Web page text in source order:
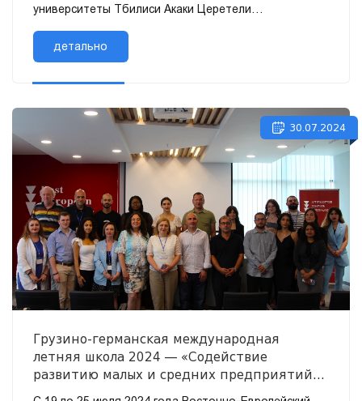
университеты Тбилиси Акаки Церетели
Государственный университет. Обучение
финансировалось при поддержке Универс...
детально
30.07.2024
Грузино-германская международная
летняя школа 2024 — «Содействие
развитию малых и средних предприятий
Грузии»